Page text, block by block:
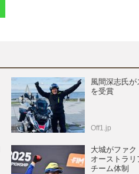
風間深志氏
を受賞
Off1.jp
大城がファ
オーストラ
チーム体制